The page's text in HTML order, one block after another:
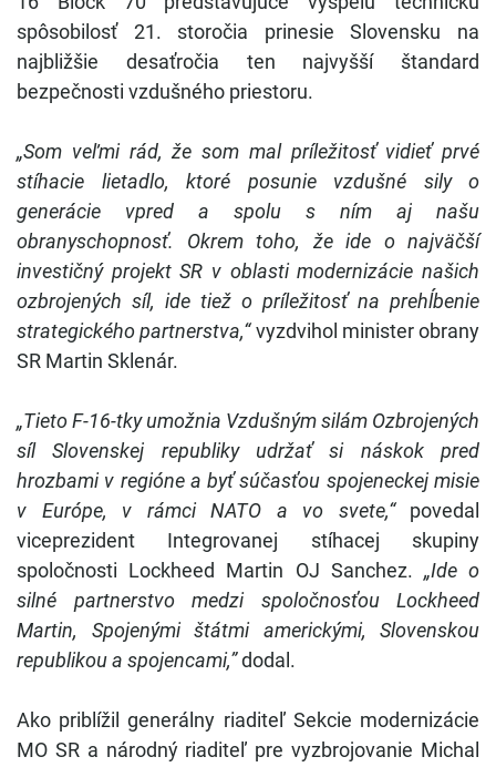
spôsobilosť 21. storočia prinesie Slovensku na
najbližšie desaťročia ten najvyšší štandard
bezpečnosti vzdušného priestoru.
„Som veľmi rád, že som mal príležitosť vidieť prvé
stíhacie lietadlo, ktoré posunie vzdušné sily o
generácie vpred a spolu s ním aj našu
obranyschopnosť. Okrem toho, že ide o najväčší
investičný projekt SR v oblasti modernizácie našich
ozbrojených síl, ide tiež o príležitosť na prehĺbenie
strategického partnerstva,“vyzdvihol minister obrany
SR Martin Sklenár.
„Tieto F-16-tky umožnia Vzdušným silám Ozbrojených
síl Slovenskej republiky udržať si náskok pred
hrozbami v regióne a byť súčasťou spojeneckej misie
v Európe, v rámci NATO a vo svete,“povedal
viceprezident Integrovanej stíhacej skupiny
spoločnosti Lockheed Martin OJ Sanchez. „Ide o
silné partnerstvo medzi spoločnosťou Lockheed
Martin, Spojenými štátmi americkými, Slovenskou
republikou a spojencami,”dodal.
Ako priblížil generálny riaditeľ Sekcie modernizácie
MO SR a národný riaditeľ pre vyzbrojovanie Michal